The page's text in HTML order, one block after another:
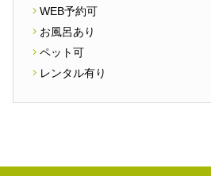
WEB予約可
お風呂あり
ペット可
レンタル有り